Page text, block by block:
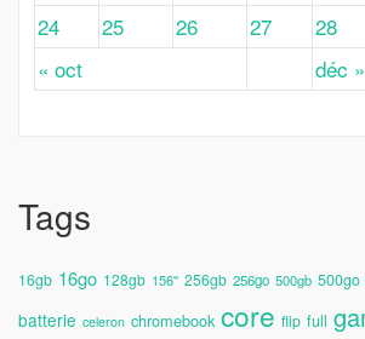
« oct déc »
24
25 26 27 28
Tags
16gb 16go 128gb 156'' 256gb 256go 500gb 500go
batterie celeron chromebook core flip full